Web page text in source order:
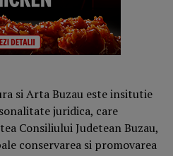
si Arta Buzau este insitutie
juridica, care
Consiliului Judetean Buzau,
conservarea si promovarea